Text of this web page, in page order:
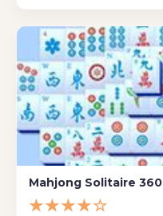
Mahjong Solitaire 360
★★★★☆